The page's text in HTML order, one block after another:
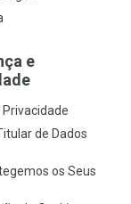
e
Privacidade
de Dados
os Seus